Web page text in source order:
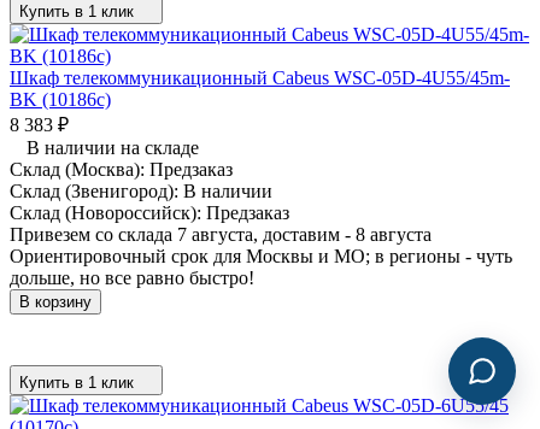
Купить в 1 клик
Шкаф телекоммуникационный Cabeus WSC-05D-4U55/45m-
BK (10186c)
8 383 ₽
В наличии на складе
Склад (Москва): Предзаказ
Склад (Звенигород): В наличии
Склад (Новороссийск): Предзаказ
Привезем со склада 7 августа, доставим - 8 августа
Ориентировочный срок для Москвы и МО; в регионы - чуть
дольше, но все равно быстро!
В корзину
Купить в 1 клик